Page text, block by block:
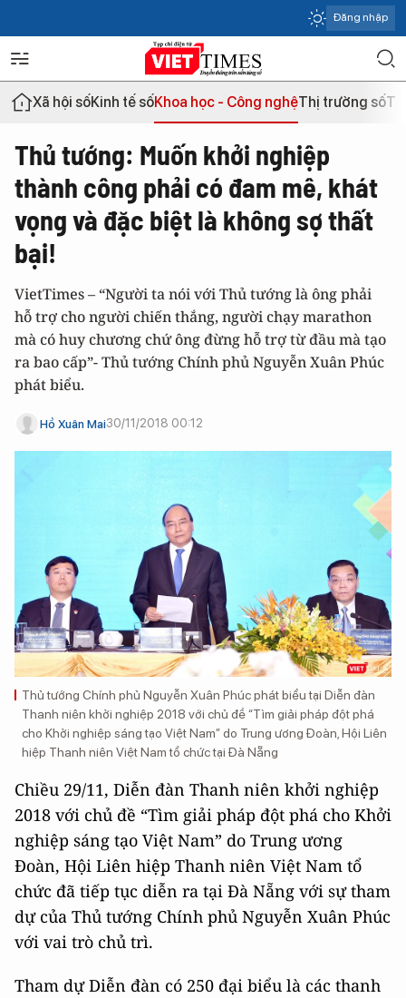
Đăng nhập
Xã hội sốKinh tế sốKhoa học - Công nghệThị trường số
Thủ tướng: Muốn khởi nghiệp
thành công phải có đam mê, khát
vọng và đặc biệt là không sợ thất
bại!
VietTimes – “Người ta nói với Thủ tướng là ông phải
hỗ trợ cho người chiến thắng, người chạy marathon
mà có huy chương chứ ông đừng hỗ trợ từ đầu mà tạo
ra bao cấp”- Thủ tướng Chính phủ Nguyễn Xuân Phúc
phát biểu.
Hồ Xuân Mai30/11/2018 00:12
Thủ tướng Chính phủ Nguyễn Xuân Phúc phát biểu tại Diễn đàn
Thanh niên khởi nghiệp 2018 với chủ đề “Tìm giải pháp đột phá
cho Khởi nghiệp sáng tạo Việt Nam” do Trung ương Đoàn, Hội Liên
hiệp Thanh niên Việt Nam tổ chức tại Đà Nẵng
Chiều 29/11, Diễn đàn Thanh niên khởi nghiệp
2018 với chủ đề “Tìm giải pháp đột phá cho Khởi
nghiệp sáng tạo Việt Nam” do Trung ương
Đoàn, Hội Liên hiệp Thanh niên Việt Nam tổ
chức đã tiếp tục diễn ra tại Đà Nẵng với sự tham
dự của Thủ tướng Chính phủ Nguyễn Xuân Phúc
với vai trò chủ trì.
Tham dự Diễn đàn có 250 đại biểu là các thanh